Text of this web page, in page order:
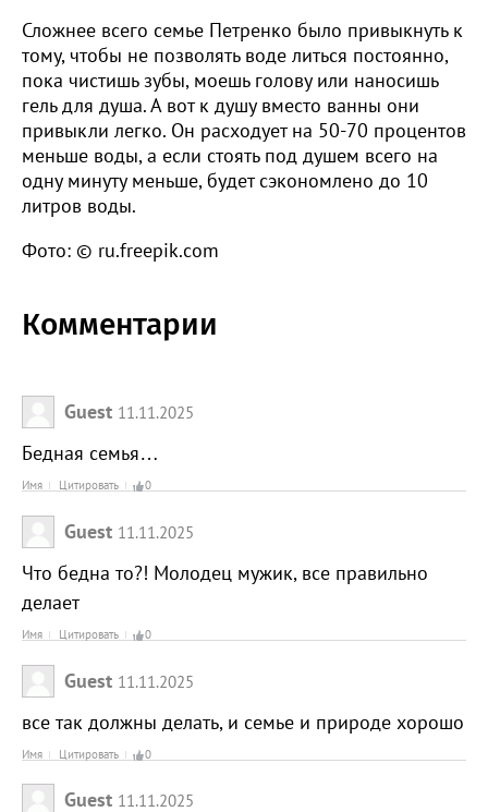
Сложнее всего семье Петренко было привыкнуть к
тому, чтобы не позволять воде литься постоянно,
пока чистишь зубы, моешь голову или наносишь
гель для душа. А вот к душу вместо ванны они
привыкли легко. Он расходует на 50-70 процентов
меньше воды, а если стоять под душем всего на
одну минуту меньше, будет сэкономлено до 10
литров воды.
Фото: © ru.freepik.com
Комментарии
Guest 11.11.2025
Бедная семья…
Имя Цитировать 0
Guest 11.11.2025
Что бедна то?! Молодец мужик, все правильно
делает
Имя Цитировать 0
Guest 11.11.2025
все так должны делать, и семье и природе хорошо
Имя Цитировать 0
Guest 11.11.2025